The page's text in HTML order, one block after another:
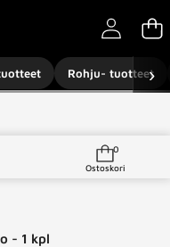
Rohju- tuotteet
›
0
0
Ostoskori
- 1 kpl